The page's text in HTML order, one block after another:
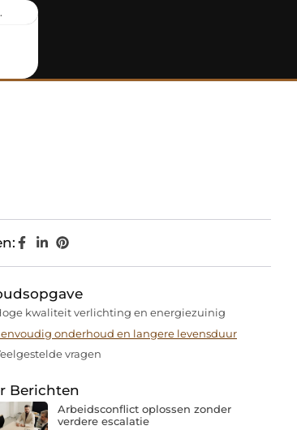
kwaliteit verlichting en energiezuinig
onderhoud en langere levensduur
vragen
Berichten
Arbeidsconflict oplossen zonder
verdere escalatie